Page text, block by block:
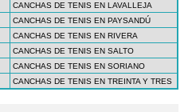
CANCHAS DE TENIS EN LAVALLEJA
CANCHAS DE TENIS EN PAYSANDÚ
CANCHAS DE TENIS EN RIVERA
CANCHAS DE TENIS EN SALTO
CANCHAS DE TENIS EN SORIANO
CANCHAS DE TENIS EN TREINTA Y TRES